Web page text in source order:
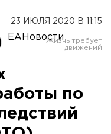
23 ИЮЛЯ 2020 В 11:15
ЕАНовости
по